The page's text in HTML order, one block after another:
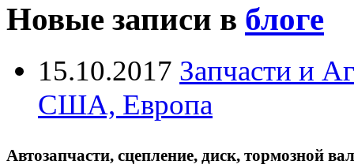
Новые записи в блоге
15.10.2017 Запчасти и
США, Европа
Автозапчасти, сцепление, диск, тормозной